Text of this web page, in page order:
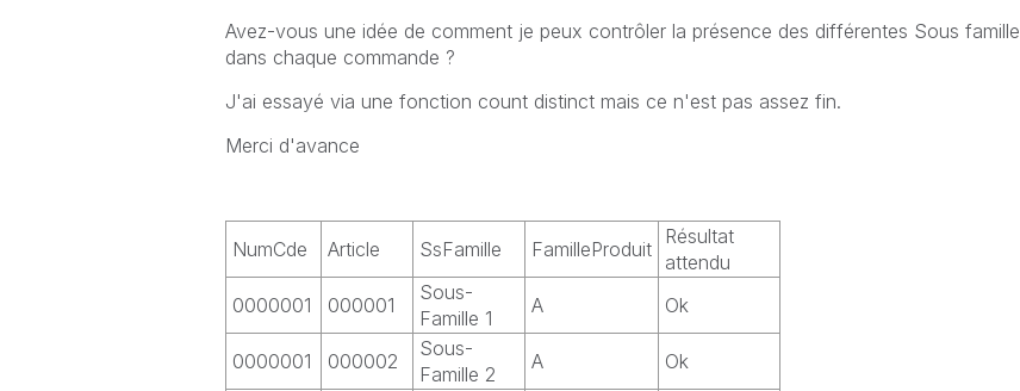
Avez-vous une idée de comment je peux contrôler la présence des différentes Sous famille
dans chaque commande ?
J'ai essayé via une fonction count distinct mais ce n'est pas assez fin.
Merci d'avance
NumCde Article SsFamille FamilleProduit
Résultat
attendu
0000001
000001
Sous-
Famille 1
A Ok
0000001 000002
Sous-
Famille 2
A Ok